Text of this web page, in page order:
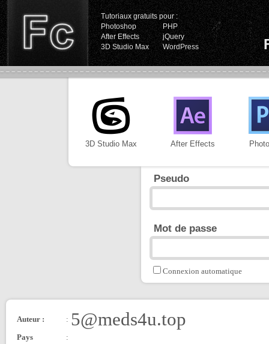
Tutoriaux gratuits pour :
Photoshop
PHP
After Effects
jQuery
3D Studio Max
WordPress
3D Studio Max After Effects
Pseudo
Mot de passe
Connexion automatique
Auteur : : 5@meds4u.top
Pays
: